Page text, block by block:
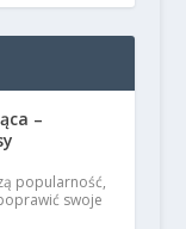
–
popularność,
swoje